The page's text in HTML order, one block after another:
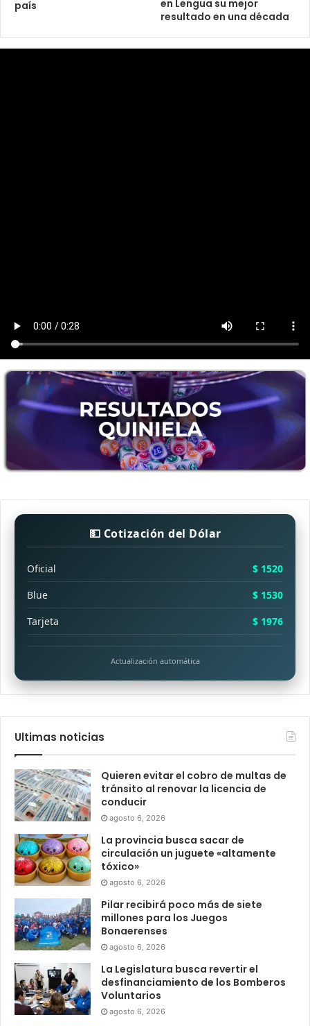
país
en Lengua su mejor
resultado en una década
💵 Cotización del Dólar
Oficial
$ 1520
Blue
$ 1530
Tarjeta
$ 1976
Actualización automática
Ultimas noticias
Quieren evitar el cobro de multas de
tránsito al renovar la licencia de
conducir
agosto 6, 2026
La provincia busca sacar de
circulación un juguete «altamente
tóxico»
agosto 6, 2026
Pilar recibirá poco más de siete
millones para los Juegos
Bonaerenses
agosto 6, 2026
La Legislatura busca revertir el
desfinanciamiento de los Bomberos
Voluntarios
agosto 6, 2026